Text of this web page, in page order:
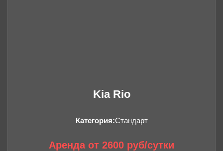
Kia Rio
Категория:Стандарт
Аренда от 2600 руб/сутки